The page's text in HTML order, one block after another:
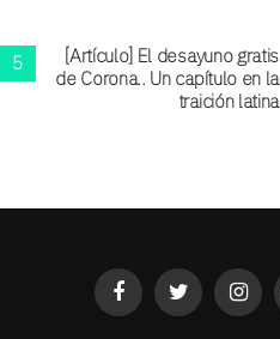
[Artículo] El desayuno gratis
de Corona.. Un capítulo en la
traición latina